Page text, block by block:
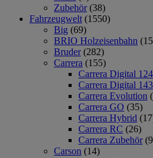
Zubehör (38)
Fahrzeugwelt (1550)
Big (69)
BRIO Holzeisenbahn
Bruder (282)
Carrera (155)
Carrera Digital
Carrera Digital 143
Carrera Evolution
Carrera GO (35)
Carrera Hybrid
Carrera RC (26)
Carrera Zubehör
Carson (14)